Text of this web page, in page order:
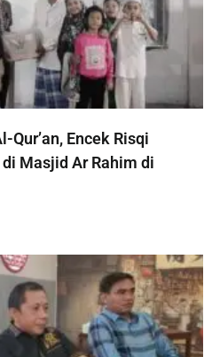
Qur’an, Encek Risqi
Masjid Ar Rahim di